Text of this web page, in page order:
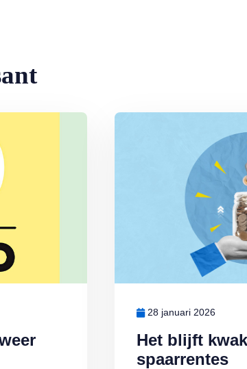
Wero…?
Het blijft
spaarrentes
28 januari 2026
Lees meer over Het blijft